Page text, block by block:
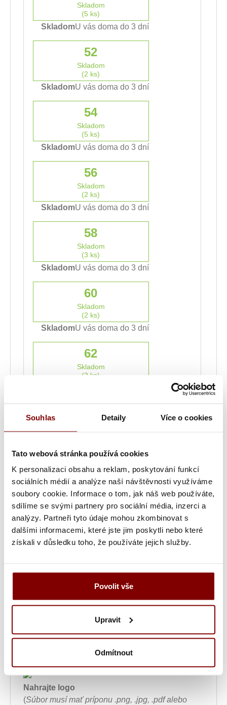
Souhlas Detaily Více o cookies
Tato webová stránka používá cookies
K personalizaci obsahu a reklam, poskytování funkcí
sociálních médií a analýze naší návštěvnosti využíváme
soubory cookie. Informace o tom, jak náš web používáte,
sdílíme se svými partnery pro sociální média, inzerci a
analýzy. Partneři tyto údaje mohou zkombinovat s
dalšími informacemi, které jste jim poskytli nebo které
získali v důsledku toho, že používáte jejich služby.
Povolit vše
Upravit
Odmítnout
Skladom
(5 ks)
SkladomU vás doma do 3 dní
52
Skladom
(2 ks)
SkladomU vás doma do 3 dní
54
Skladom
(5 ks)
SkladomU vás doma do 3 dní
56
Skladom
(2 ks)
SkladomU vás doma do 3 dní
58
Skladom
(3 ks)
SkladomU vás doma do 3 dní
60
Skladom
(2 ks)
SkladomU vás doma do 3 dní
62
Skladom
(2 ks)
Skladom U vás doma do 3 dní
66
Skladom
(3 ks)
Skladom U vás doma do 3 dní
72
Skladom
Skladom
(1 ks)
Nahrajte logo
(Súbor musí mať príponu .png, .jpg, .pdf alebo